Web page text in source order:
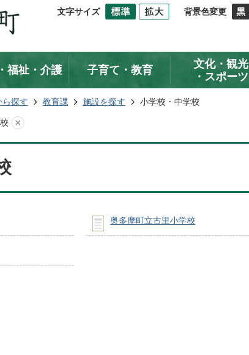
文字サイズ 背景色変更
福祉・介護 子育て・教育
文化・観光
・スポーツ
ら探す 教育課 施設を探す 小学校・中学校
奥多摩町立古里小学校